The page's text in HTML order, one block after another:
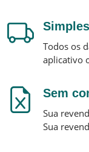
Todos os
aplicativo
Sem
Sua
Sua